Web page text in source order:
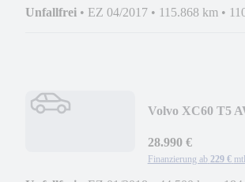
Unfallfrei • EZ 04/2017 • 115.868 km •
Volvo XC60 T5
28.990 €
Finanzierung ab 229 € mtl.